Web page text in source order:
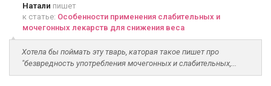
Натали пишет
к статье: Особенности применения слабительных и
мочегонных лекарств для снижения веса
Хотела бы поймать эту тварь, каторая такое пишет про
"безвредность употребления мочегонных и слабительных,...